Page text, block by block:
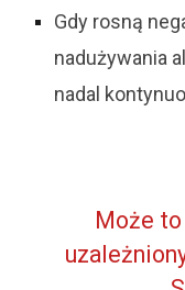
Gdy rosną
nadużywania
nadal
Może